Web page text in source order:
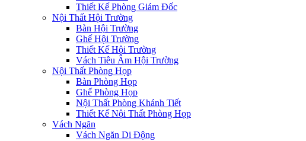
Thiết Kế Phòng Giám Đốc
Nội Thất Hội Trường
Bàn Hội Trường
Ghế Hội Trường
Thiết Kế Hội Trường
Vách Tiêu Âm Hội Trường
Nội Thất Phòng Họp
Bàn Phòng Họp
Ghế Phòng Họp
Nội Thất Phòng Khánh Tiết
Thiết Kế Nội Thất Phòng Họp
Vách Ngăn
Vách Ngăn Di Động